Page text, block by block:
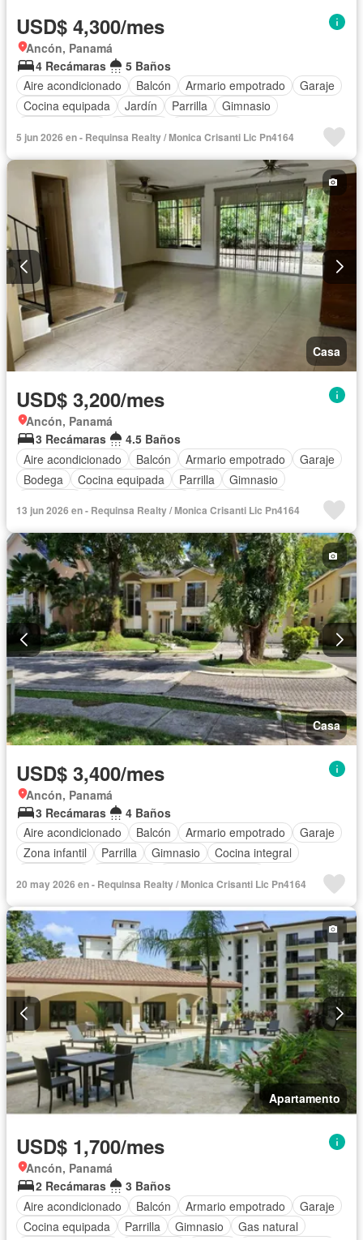
USD$ 4,300/mes
Ancón, Panamá
4 Recámaras
5 Baños
Aire acondicionado
Balcón Armario empotrado
Garaje
Cocina equipada
Jardín Parrilla
Gimnasio
Vista panorámica
Seguridad Cuarto de servicio
Piscina
5 jun 2026 en - Requinsa Realty / Monica Crisanti Lic Pn4164
Casa
USD$ 3,200/mes
Ancón, Panamá
3 Recámaras
4.5 Baños
Aire acondicionado
Balcón Armario empotrado
Garaje
Bodega
Cocina equipada Parrilla
Gimnasio
13 jun 2026 en - Requinsa Realty / Monica Crisanti Lic Pn4164
Casa
USD$ 3,400/mes
Ancón, Panamá
3 Recámaras
4 Baños
Aire acondicionado
Balcón Armario empotrado
Garaje
Zona infantil
Parrilla Gimnasio
Cocina integral
Cancha de tenis
20 may 2026 en - Requinsa Realty / Monica Crisanti Lic Pn4164
Apartamento
USD$ 1,700/mes
Ancón, Panamá
2 Recámaras
3 Baños
Aire acondicionado
Balcón Armario empotrado
Garaje
Cocina equipada
Parrilla Gimnasio
Gas natural